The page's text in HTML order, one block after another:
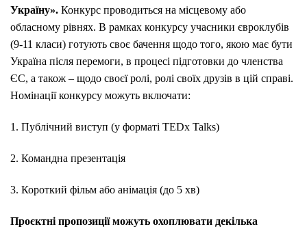
Україну». Конкурс проводиться на місцевому або
обласному рівнях. В рамках конкурсу учасники євроклубів
(9-11 класи) готують своє бачення щодо того, якою має бути
Україна після перемоги, в процесі підготовки до членства
ЄС, а також ­– щодо своєї ролі, ролі своїх друзів в цій справі.
Номінації конкурсу можуть включати:
1. Публічний виступ (у форматі TEDx Talks)
2. Командна презентація
3. Короткий фільм або анімація (до 5 хв)
Проєктні пропозиції можуть охоплювати декілька